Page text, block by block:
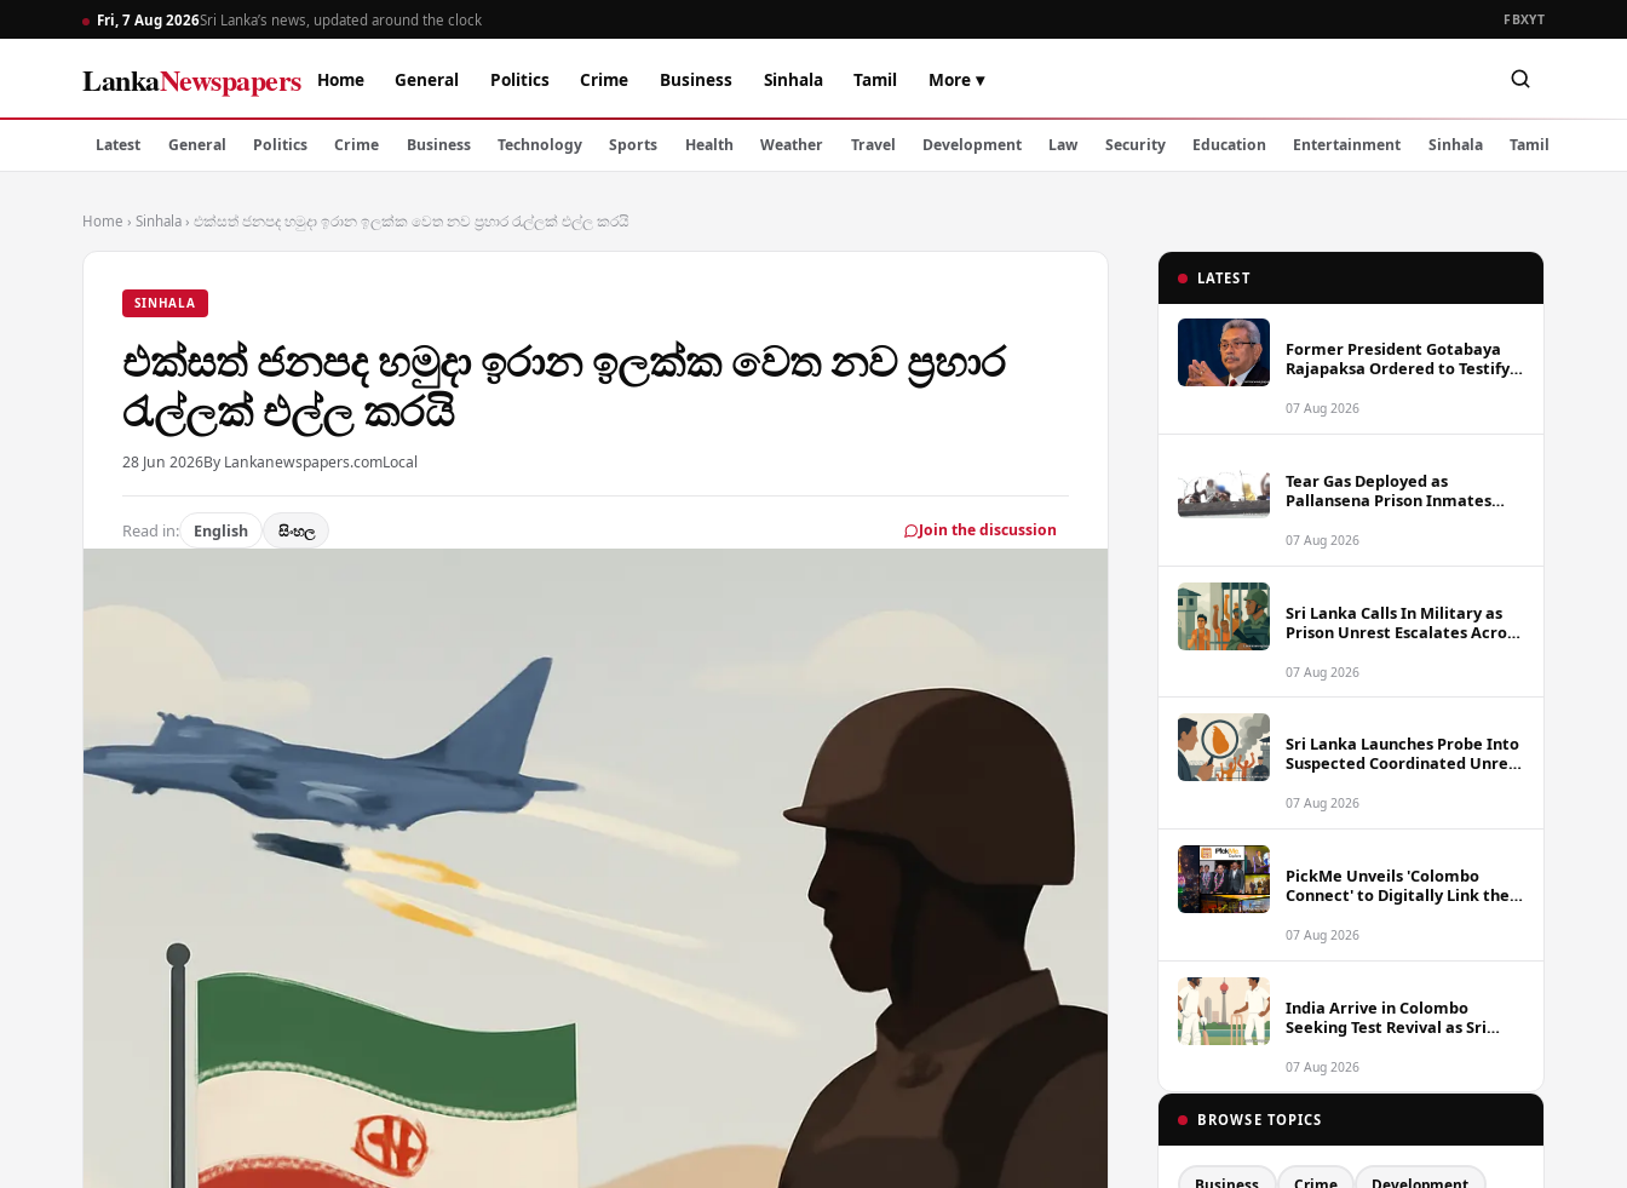
Fri, 7 Aug 2026Sri Lanka’s news, updated around the clock FBXYT
LankaNewspapers Home General Politics Crime Business Sinhala Tamil More ▾
Latest General Politics Crime Business Technology Sports Health Weather Travel Development Law Security Education Entertainment Sinhala Tamil
Home › Sinhala › එක්සත් ජනපද හමුදා ඉරාන ඉලක්ක වෙත නව ප්‍රහාර රැල්ලක් එල්ල කරයි
SINHALA
එක්සත් ජනපද හමුදා ඉරාන ඉලක්ක වෙත නව ප්‍රහාර
රැල්ලක් එල්ල කරයි
28 Jun 2026By Lankanewspapers.comLocal
Read in: English සිංහල Join the discussion
LATEST
Former President Gotabaya
Rajapaksa Ordered to Testify
Case
07 Aug 2026
Tear Gas Deployed as
Pallansena Prison Inmates
07 Aug 2026
Sri Lanka Calls In Military as
Prison Unrest Escalates Across
07 Aug 2026
Sri Lanka Launches Probe Into
Suspected Coordinated Unrest
07 Aug 2026
PickMe Unveils 'Colombo
Connect' to Digitally Link the
Experiences
07 Aug 2026
India Arrive in Colombo
Seeking Test Revival as Sri
07 Aug 2026
BROWSE TOPICS